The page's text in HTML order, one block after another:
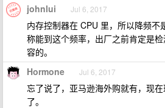
johnlui Jul 6, 2017
内存控制器在 CPU 里，所以降频不
称能到这个频率，出厂之前肯定是
容的。
Hormone Jul 6, 2017
忘了说了，亚马逊海外购就有，现
了。